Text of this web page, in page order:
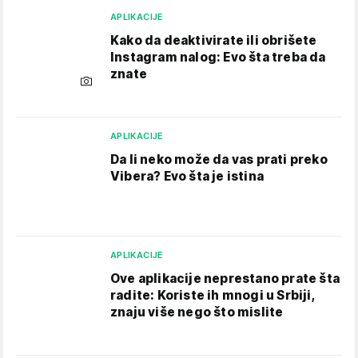
APLIKACIJE
Kako da deaktivirate ili obrišete
Instagram nalog: Evo šta treba da
znate
APLIKACIJE
Da li neko može da vas prati preko
Vibera? Evo šta je istina
APLIKACIJE
Ove aplikacije neprestano prate šta
radite: Koriste ih mnogi u Srbiji,
znaju više nego što mislite